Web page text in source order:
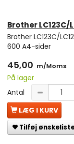
Brother
Brother LC123C/
600 A4-sider
45,00 m/Moms
På lager
Antal
LÆG I KURV
Tilføj